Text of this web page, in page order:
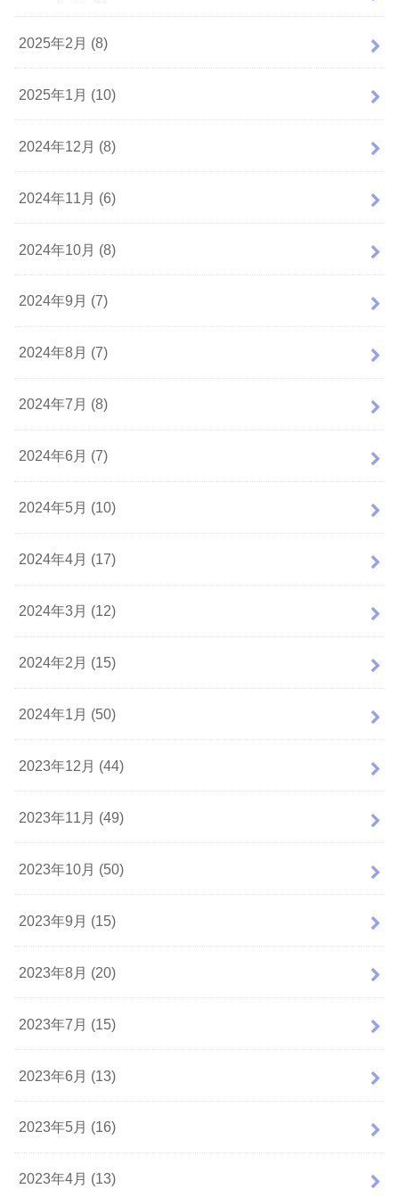
2025年2月 (8)
2025年1月 (10)
2024年12月 (8)
2024年11月 (6)
2024年10月 (8)
2024年9月 (7)
2024年8月 (7)
2024年7月 (8)
2024年6月 (7)
2024年5月 (10)
2024年4月 (17)
2024年3月 (12)
2024年2月 (15)
2024年1月 (50)
2023年12月 (44)
2023年11月 (49)
2023年10月 (50)
2023年9月 (15)
2023年8月 (20)
2023年7月 (15)
2023年6月 (13)
2023年5月 (16)
2023年4月 (13)